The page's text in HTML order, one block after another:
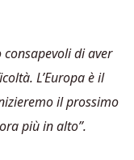
consapevoli di aver
L’Europa è il
il prossimo
più in alto”.